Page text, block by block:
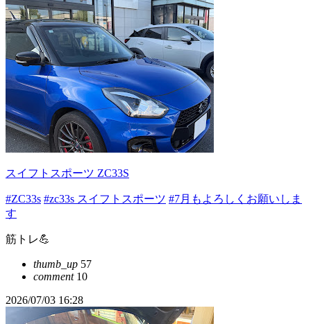
スイフトスポーツ ZC33S
#ZC33s #zc33s スイフトスポーツ #7月もよろしくお願いしま
す
筋トレ💪
thumb_up 57
comment10
2026/07/03 16:28